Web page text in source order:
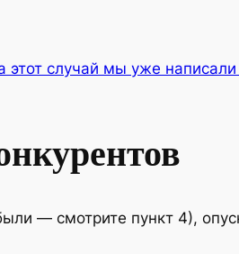
этот случай мы уже
— смотрите пункт 4),